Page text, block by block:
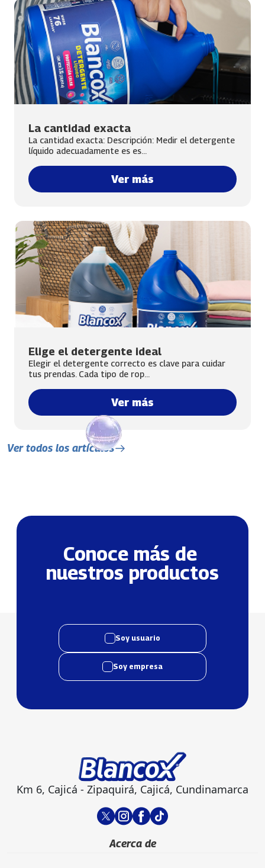
La cantidad exacta
La cantidad exacta: Descripción: Medir el detergente
líquido adecuadamente es es...
Ver más
Elige el detergente ideal
Elegir el detergente correcto es clave para cuidar
tus prendas. Cada tipo de rop...
Ver más
Ver todos los artículos
Conoce más de
nuestros productos
Soy usuario
Soy empresa
Km 6, Cajicá - Zipaquirá, Cajicá, Cundinamarca
Acerca de